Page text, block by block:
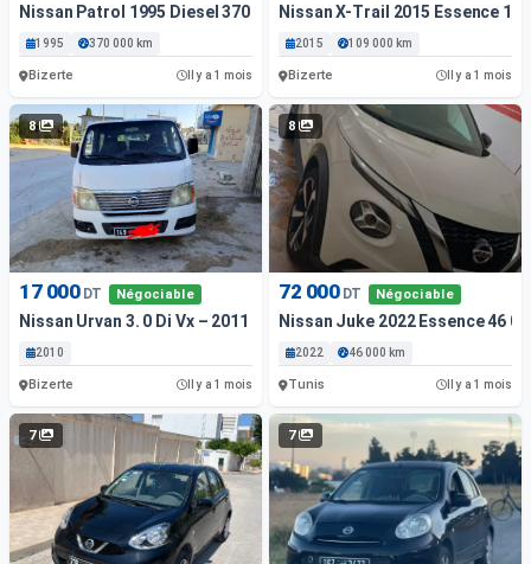
Nissan Patrol 1995 Diesel 370 000 Km Bizerte
1995 370 000 km
Bizerte Il y a 1 mois
Nissan X-Trail 2015 Essence
2015 109 000 km
Bizerte Il y a 1 mois
8
17 000 DT Négociable
Nissan Urvan 3. 0 Di Vx – 2011
2010
Bizerte Il y a 1 mois
8
72 000 DT Négociable
Nissan Juke 2022 Essence 46
2022 46 000 km
Tunis Il y a 1 mois
7 7